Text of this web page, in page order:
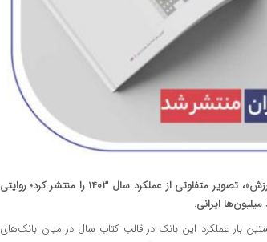
​بانک صادرات ایران در تازه‌ترین گزارش جامع خود با عنوان «در مسیر خلق ارزش»، تصویر متفاوتی از عملکرد سال ۱۴۰۳ را منتشر کرد؛ روایتی
ایرانی.
بار عملکرد این بانک در قالب کتاب سال در میان بانک‌های